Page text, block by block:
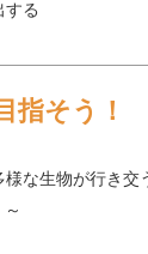
する
指そう！
な生物が行き交